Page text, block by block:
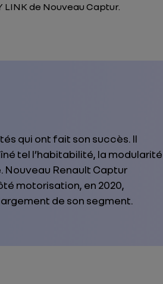
de Nouveau Captur.
qui ont fait son succès. Il
tel l’habitabilité, la modularité
Nouveau Renault Captur
motorisation, en 2020,
de son segment.